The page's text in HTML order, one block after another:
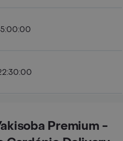
Premium -